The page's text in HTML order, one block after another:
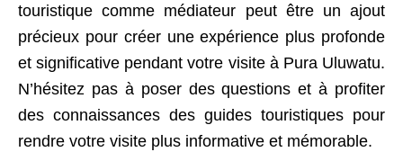
touristique comme médiateur peut être un ajout
précieux pour créer une expérience plus profonde
et significative pendant votre visite à Pura Uluwatu.
N’hésitez pas à poser des questions et à profiter
des connaissances des guides touristiques pour
rendre votre visite plus informative et mémorable.